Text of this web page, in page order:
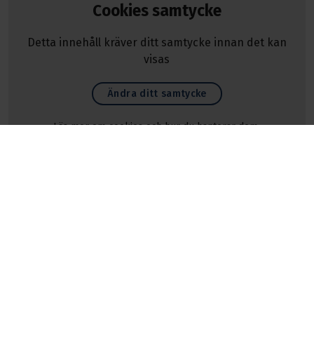
Cookies samtycke
Detta innehåll kräver ditt samtycke innan det kan
visas
Ändra ditt samtycke
Läs mer om cookies och hur du hanterar dem.